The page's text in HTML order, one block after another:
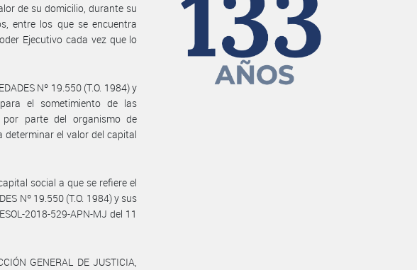
de su domicilio, durante su
entre los que se encuentra
Ejecutivo cada vez que lo
Nº 19.550 (T.O. 1984) y
el sometimiento de las
por parte del organismo de
determinar el valor del capital
social a que se refiere el
Nº 19.550 (T.O. 1984) y sus
2018-529-APN-MJ del 11
GENERAL DE JUSTICIA,